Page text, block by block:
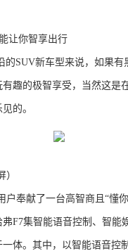
让你智享出行
的SUV新车型来说，如果有
趣的极智享受，当然这是
的。
）
户奉献了一台高智商且“懂你
F7集智能语音控制、智能
体。其中，以智能语音控